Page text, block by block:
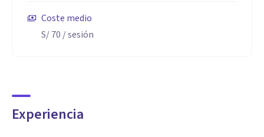
Coste medio
S/ 70 / sesión
Experiencia